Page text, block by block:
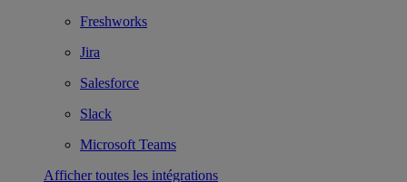
Freshworks
Jira
Salesforce
Slack
Microsoft Teams
Afficher toutes les intégrations